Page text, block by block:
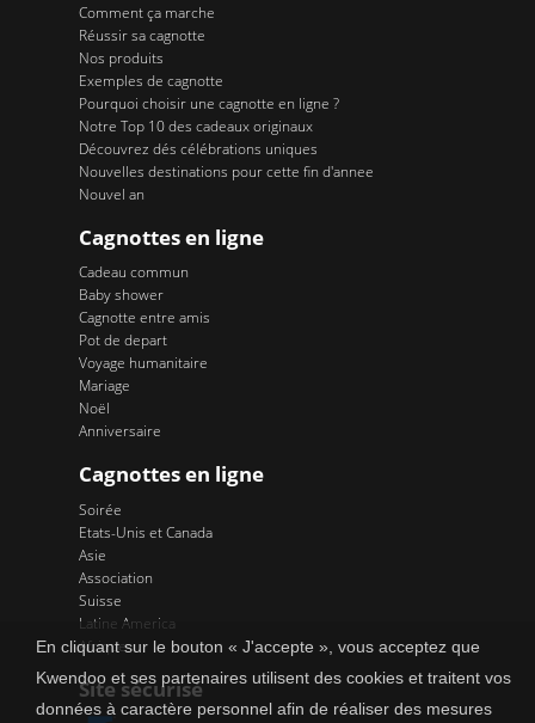
Comment ça marche
Réussir sa cagnotte
Nos produits
Exemples de cagnotte
Pourquoi choisir une cagnotte en ligne ?
Notre Top 10 des cadeaux originaux
Découvrez dés célébrations uniques
Nouvelles destinations pour cette fin d'annee
Nouvel an
Cagnottes en ligne
Cadeau commun
Baby shower
Cagnotte entre amis
Pot de depart
Voyage humanitaire
Mariage
Noël
Anniversaire
Cagnottes en ligne
Soirée
Etats-Unis et Canada
Asie
Association
Suisse
Latine America
Afrique
Site sécurisé
En cliquant sur le bouton « J'accepte », vous acceptez que
Kwendoo et ses partenaires utilisent des cookies et traitent vos
données à caractère personnel afin de réaliser des mesures